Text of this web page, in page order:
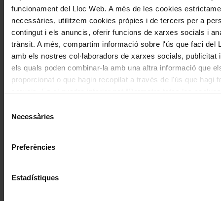
funcionament del Lloc Web. A més de les cookies
necessàries, utilitzem cookies pròpies i de tercers per a
contingut i els anuncis, oferir funcions de xarxes socials i
trànsit. A més, compartim informació sobre l'ús que faci del
amb els nostres col·laboradors de xarxes socials, publicitat
els quals poden combinar-la amb una altra informació que
proporcionat o que hagin recopilat a través de l'ús que hagi
"Permetre la selecció". Si vol més informació visiti la nostra
Necessàries
Preferències
Estadístiques
articles
de
Actualitat
voltatge